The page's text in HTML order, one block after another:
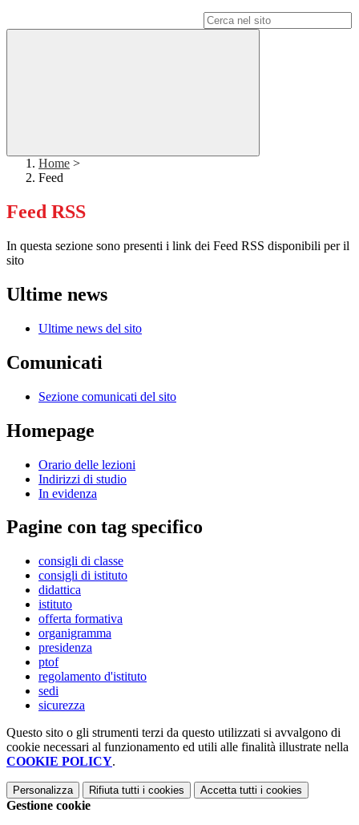
Home >
Feed
Feed RSS
In questa sezione sono presenti i link dei Feed RSS disponibili per il
sito
Ultime news
Ultime news del sito
Comunicati
Sezione comunicati del sito
Homepage
Orario delle lezioni
Indirizzi di studio
In evidenza
Pagine con tag specifico
consigli di classe
consigli di istituto
didattica
istituto
offerta formativa
organigramma
presidenza
ptof
regolamento d'istituto
sedi
sicurezza
Questo sito o gli strumenti terzi da questo utilizzati si avvalgono di
cookie necessari al funzionamento ed utili alle finalità illustrate nella
COOKIE POLICY.
Personalizza Rifiuta tutti i cookies Accetta tutti i cookies
Gestione cookie